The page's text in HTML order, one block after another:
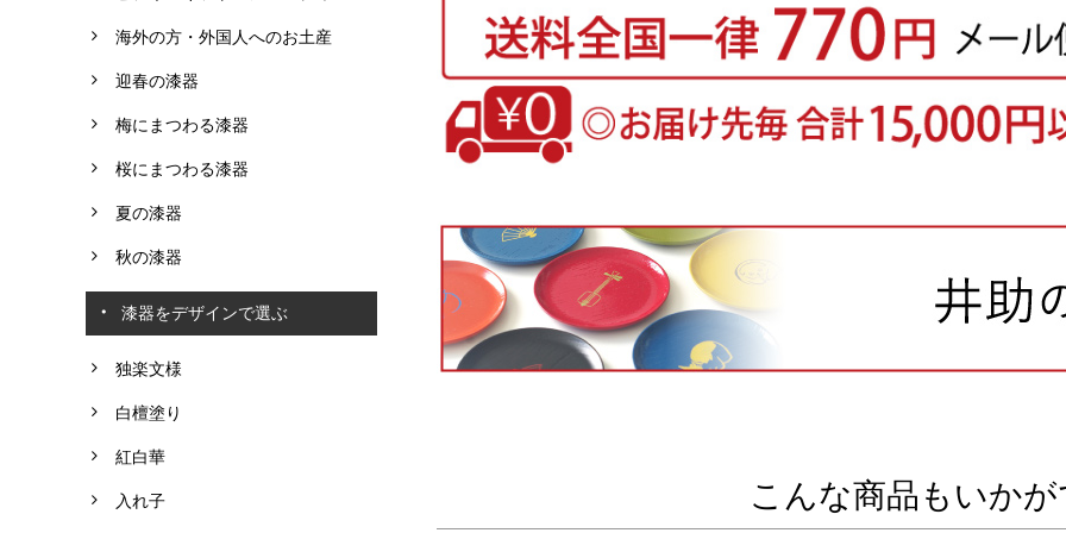
海外の方・外国人へのお土産
迎春の漆器
梅にまつわる漆器
桜にまつわる漆器
夏の漆器
秋の漆器
漆器をデザインで選ぶ
独楽文様
白檀塗り
紅白華
入れ子 こんな商品もいか